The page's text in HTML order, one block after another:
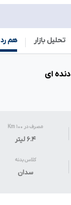
تحلیل بازار هم
مصرف در ۱۰۰ Km
۶.۴ لیتر
کلاس بدنه
سدان